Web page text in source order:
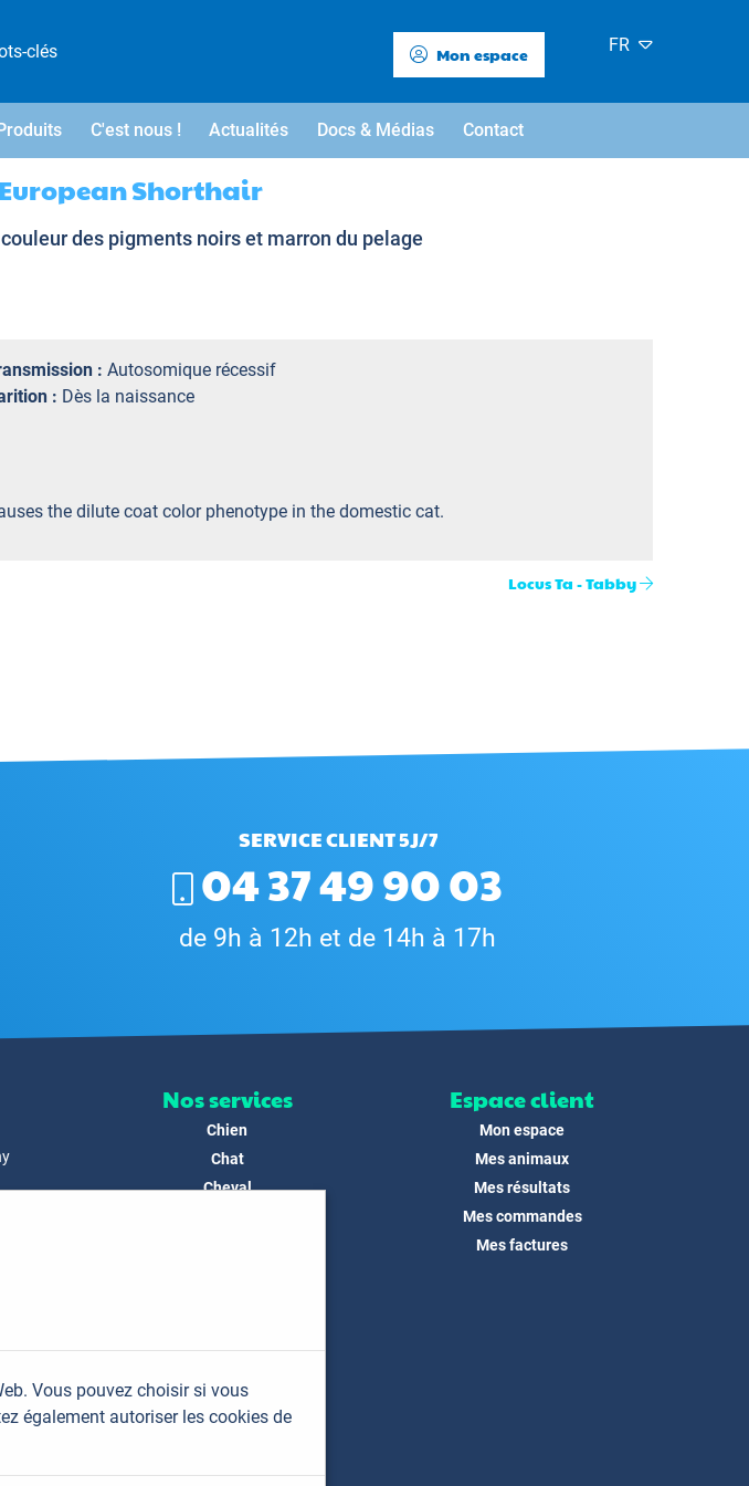
Mon espace FR
C'est nous ! Actualités Docs & Médias Contact
Shorthair
des pigments noirs et marron du pelage
: Autosomique récessif
: Dès la naissance
the dilute coat color phenotype in the domestic cat.
Locus Ta - Tabby
SERVICE CLIENT 5J/7
04 37 49 90 03
de 9h à 12h et de 14h à 17h
Nos services
Chien
Chat
Cheval
FAQ
Contact
Espace client
Mon espace
Mes animaux
Mes résultats
Mes commandes
Mes factures
Vous pouvez choisir si vous
également autoriser les cookies de